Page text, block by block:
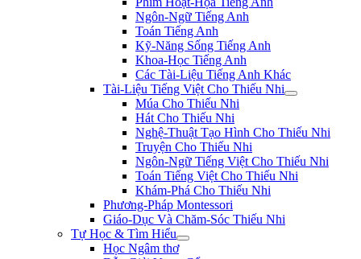
Ngôn-Ngữ Tiếng Anh
Toán Tiếng Anh
Kỹ-Năng Sống Tiếng Anh
Khoa-Học Tiếng Anh
Các Tài-Liệu Tiếng Anh Khác
Tài-Liệu Tiếng Việt Cho Thiếu Nhi
Múa Cho Thiếu Nhi
Hát Cho Thiếu Nhi
Nghệ-Thuật Tạo Hình Cho Thiếu Nhi
Truyện Cho Thiếu Nhi
Ngôn-Ngữ Tiếng Việt Cho Thiếu Nhi
Toán Tiếng Việt Cho Thiếu Nhi
Khám-Phá Cho Thiếu Nhi
Phương-Pháp Montessori
Giáo-Dục Và Chăm-Sóc Thiếu Nhi
Tự Học & Tìm Hiểu
Học Ngâm thơ